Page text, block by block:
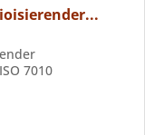
7010